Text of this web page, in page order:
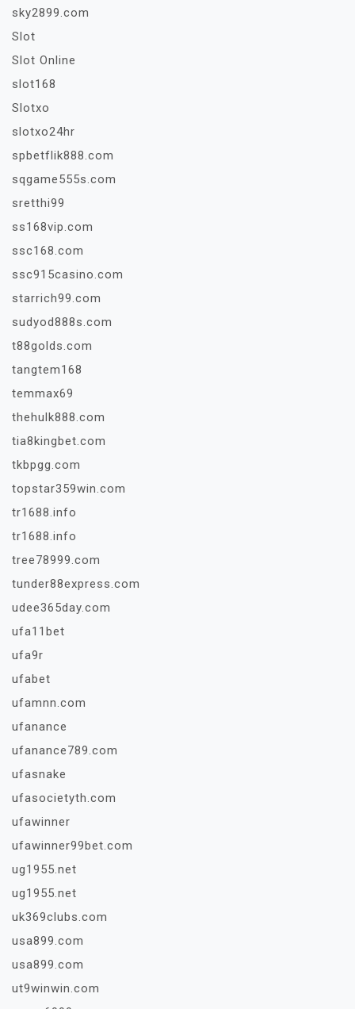
sky2899.com
Slot
Slot Online
slot168
Slotxo
slotxo24hr
spbetflik888.com
sqgame555s.com
sretthi99
ss168vip.com
ssc168.com
ssc915casino.com
starrich99.com
sudyod888s.com
t88golds.com
tangtem168
temmax69
thehulk888.com
tia8kingbet.com
tkbpgg.com
topstar359win.com
tr1688.info
tr1688.info
tree78999.com
tunder88express.com
udee365day.com
ufa11bet
ufa9r
ufabet
ufamnn.com
ufanance
ufanance789.com
ufasnake
ufasocietyth.com
ufawinner
ufawinner99bet.com
ug1955.net
ug1955.net
uk369clubs.com
usa899.com
usa899.com
ut9winwin.com